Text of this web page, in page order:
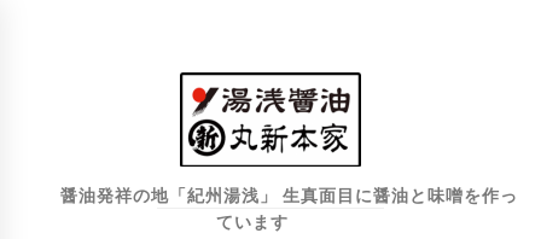
醤油発祥の地「紀州湯浅」 生真面目に醤油と味噌を作っ
ています